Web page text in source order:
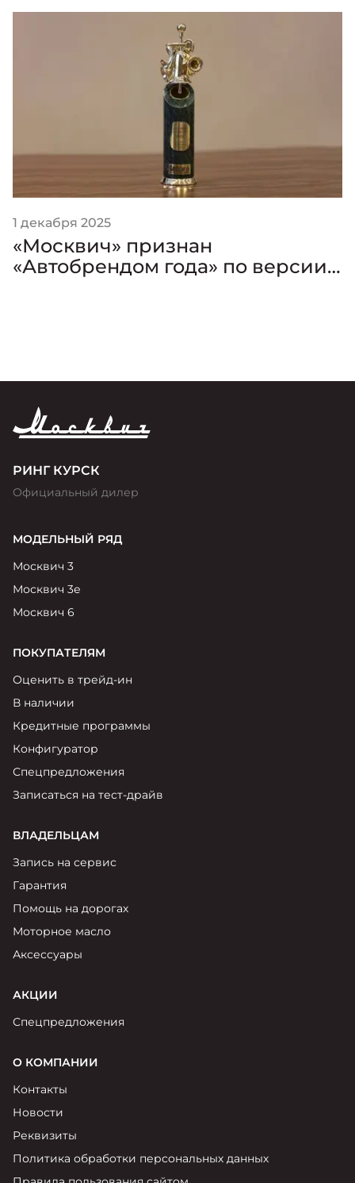
1 декабря 2025
«Москвич» признан
«Автобрендом года» по версии
РИНГ КУРСК
Официальный дилер
МОДЕЛЬНЫЙ РЯД
Москвич 3
Москвич 3е
Москвич 6
ПОКУПАТЕЛЯМ
Оценить в трейд-ин
В наличии
Кредитные программы
Конфигуратор
Спецпредложения
Записаться на тест-драйв
ВЛАДЕЛЬЦАМ
Запись на сервис
Гарантия
Помощь на дорогах
Моторное масло
Аксессуары
АКЦИИ
Спецпредложения
О КОМПАНИИ
Контакты
Новости
Реквизиты
Политика обработки персональных данных